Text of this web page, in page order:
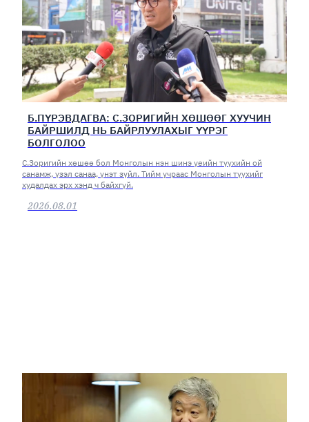
Б.ПҮРЭВДАГВА: С.ЗОРИГИЙН ХӨШӨӨГ ХУУЧИН
БАЙРШИЛД НЬ БАЙРЛУУЛАХЫГ ҮҮРЭГ
БОЛГОЛОО
С.Зоригийн хөшөө бол Монголын нэн шинэ үеийн түүхийн ой
санамж, үзэл санаа, үнэт зүйл. Тийм учраас Монголын түүхийг
худалдах эрх хэнд ч байхгүй.
2026.08.01